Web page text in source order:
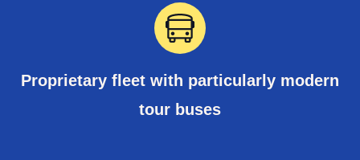
Proprietary fleet with particularly modern
tour buses